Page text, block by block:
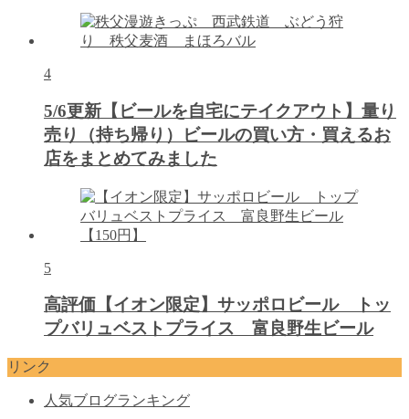
4
5/6更新【ビールを自宅にテイクアウト】量り
売り（持ち帰り）ビールの買い方・買えるお
店をまとめてみました
5
高評価【イオン限定】サッポロビール トッ
プバリュベストプライス 富良野生ビール
リンク
人気ブログランキング